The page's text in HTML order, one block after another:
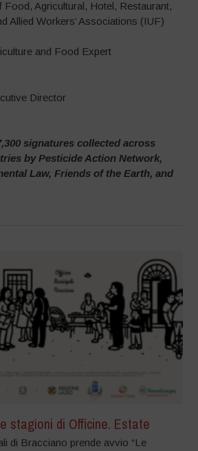
Food, Agricultural, Hotel, Restaurant,
Allied Workers’ Associations (IUF)
and Food Expert
Director
signatures collected across
by Pesticide Action Network,
Law, Friends of the Earth, and
stagioni di Officine. Estate
di Bracciano prende avvio “Le